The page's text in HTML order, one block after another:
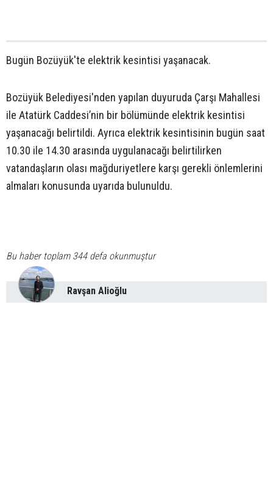
Bugün Bozüyük'te elektrik kesintisi yaşanacak.
Bozüyük Belediyesi'nden yapılan duyuruda Çarşı Mahallesi
ile Atatürk Caddesi’nin bir bölümünde elektrik kesintisi
yaşanacağı belirtildi. Ayrıca elektrik kesintisinin bugün saat
10.30 ile 14.30 arasında uygulanacağı belirtilirken
vatandaşların olası mağduriyetlere karşı gerekli önlemlerini
almaları konusunda uyarıda bulunuldu.
Bu haber toplam 344 defa okunmuştur
Ravşan Alioğlu